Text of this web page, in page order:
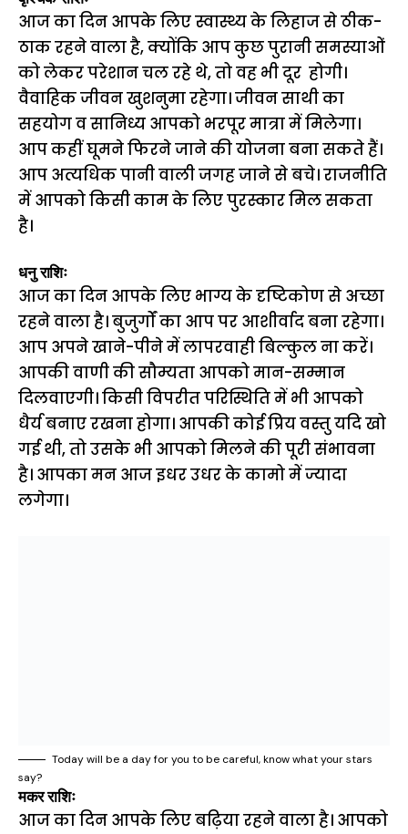
आज का दिन आपके लिए स्वास्थ्य के लिहाज से ठीक-
ठाक रहने वाला है, क्योंकि आप कुछ पुरानी समस्याओं
को लेकर परेशान चल रहे थे, तो वह भी दूर होगी।
वैवाहिक जीवन खुशनुमा रहेगा। जीवन साथी का
सहयोग व सानिध्य आपको भरपूर मात्रा में मिलेगा।
आप कहीं घूमने फिरने जाने की योजना बना सकते हैं।
आप अत्यधिक पानी वाली जगह जाने से बचे। राजनीति
में आपको किसी काम के लिए पुरस्कार मिल सकता
है।
धनु राशिः
आज का दिन आपके लिए भाग्य के दृष्टिकोण से अच्छा
रहने वाला है। बुजुर्गों का आप पर आशीर्वाद बना रहेगा।
आप अपने खाने-पीने में लापरवाही बिल्कुल ना करें।
आपकी वाणी की सौम्यता आपको मान-सम्मान
दिलवाएगी। किसी विपरीत परिस्थिति में भी आपको
धैर्य बनाए रखना होगा। आपकी कोई प्रिय वस्तु यदि खो
गई थी, तो उसके भी आपको मिलने की पूरी संभावना
है। आपका मन आज इधर उधर के कामो में ज्यादा
लगेगा।
Today will be a day for you to be careful, know what your stars
say?
मकर राशिः
आज का दिन आपके लिए बढ़िया रहने वाला है। आपको